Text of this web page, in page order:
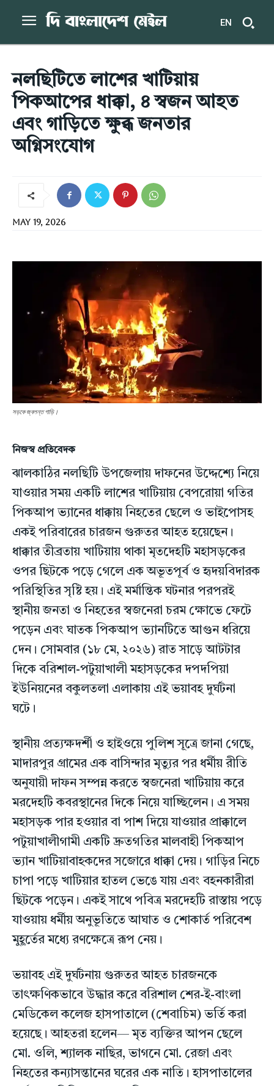
EN
নলছিটিতে লাশের খাটিয়ায়
পিকআপের ধাক্কা, ৪ স্বজন আহত
এবং গাড়িতে ক্ষুব্ধ জনতার
অগ্নিসংযোগ
May 19, 2026
সড়কে জ্বলন্ত গাড়ি।
নিজস্ব প্রতিবেদক
ঝালকাঠির নলছিটি উপজেলায় দাফনের উদ্দেশ্যে নিয়ে
যাওয়ার সময় একটি লাশের খাটিয়ায় বেপরোয়া গতির
পিকআপ ভ্যানের ধাক্কায় নিহতের ছেলে ও ভাইপোসহ
একই পরিবারের চারজন গুরুতর আহত হয়েছেন।
ধাক্কার তীব্রতায় খাটিয়ায় থাকা মৃতদেহটি মহাসড়কের
ওপর ছিটকে পড়ে গেলে এক অভূতপূর্ব ও হৃদয়বিদারক
পরিস্থিতির সৃষ্টি হয়। এই মর্মান্তিক ঘটনার পরপরই
স্থানীয় জনতা ও নিহতের স্বজনেরা চরম ক্ষোভে ফেটে
পড়েন এবং ঘাতক পিকআপ ভ্যানটিতে আগুন ধরিয়ে
দেন। সোমবার (১৮ মে, ২০২৬) রাত সাড়ে আটটার
দিকে বরিশাল-পটুয়াখালী মহাসড়কের দপদপিয়া
ইউনিয়নের বকুলতলা এলাকায় এই ভয়াবহ দুর্ঘটনা
ঘটে।
স্থানীয় প্রত্যক্ষদর্শী ও হাইওয়ে পুলিশ সূত্রে জানা গেছে,
মাদারপুর গ্রামের এক বাসিন্দার মৃত্যুর পর ধর্মীয় রীতি
অনুযায়ী দাফন সম্পন্ন করতে স্বজনেরা খাটিয়ায় করে
মরদেহটি কবরস্থানের দিকে নিয়ে যাচ্ছিলেন। এ সময়
মহাসড়ক পার হওয়ার বা পাশ দিয়ে যাওয়ার প্রাক্কালে
পটুয়াখালীগামী একটি দ্রুতগতির মালবাহী পিকআপ
ভ্যান খাটিয়াবাহকদের সজোরে ধাক্কা দেয়। গাড়ির নিচে
চাপা পড়ে খাটিয়ার হাতল ভেঙে যায় এবং বহনকারীরা
ছিটকে পড়েন। একই সাথে পবিত্র মরদেহটি রাস্তায় পড়ে
যাওয়ায় ধর্মীয় অনুভূতিতে আঘাত ও শোকার্ত পরিবেশ
মুহূর্তের মধ্যে রণক্ষেত্রে রূপ নেয়।
ভয়াবহ এই দুর্ঘটনায় গুরুতর আহত চারজনকে
তাৎক্ষণিকভাবে উদ্ধার করে বরিশাল শের-ই-বাংলা
মেডিকেল কলেজ হাসপাতালে (শেবাচিম) ভর্তি করা
হয়েছে। আহতরা হলেন— মৃত ব্যক্তির আপন ছেলে
মো. ওলি, শ্যালক নাছির, ভাগনে মো. রেজা এবং
নিহতের কন্যাসন্তানের ঘরের এক নাতি। হাসপাতালের